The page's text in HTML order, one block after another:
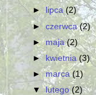
► lipca(2)
►czerwca(2)
► maja(2)
► kwietnia(3)
►marca(1)
▼ lutego(2)